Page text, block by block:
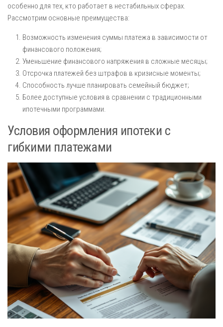
особенно для тех, кто работает в нестабильных сферах.
Рассмотрим основные преимущества:
Возможность изменения суммы платежа в зависимости от
финансового положения;
Уменьшение финансового напряжения в сложные месяцы;
Отсрочка платежей без штрафов в кризисные моменты;
Способность лучше планировать семейный бюджет;
Более доступные условия в сравнении с традиционными
ипотечными программами.
Условия оформления ипотеки с
гибкими платежами